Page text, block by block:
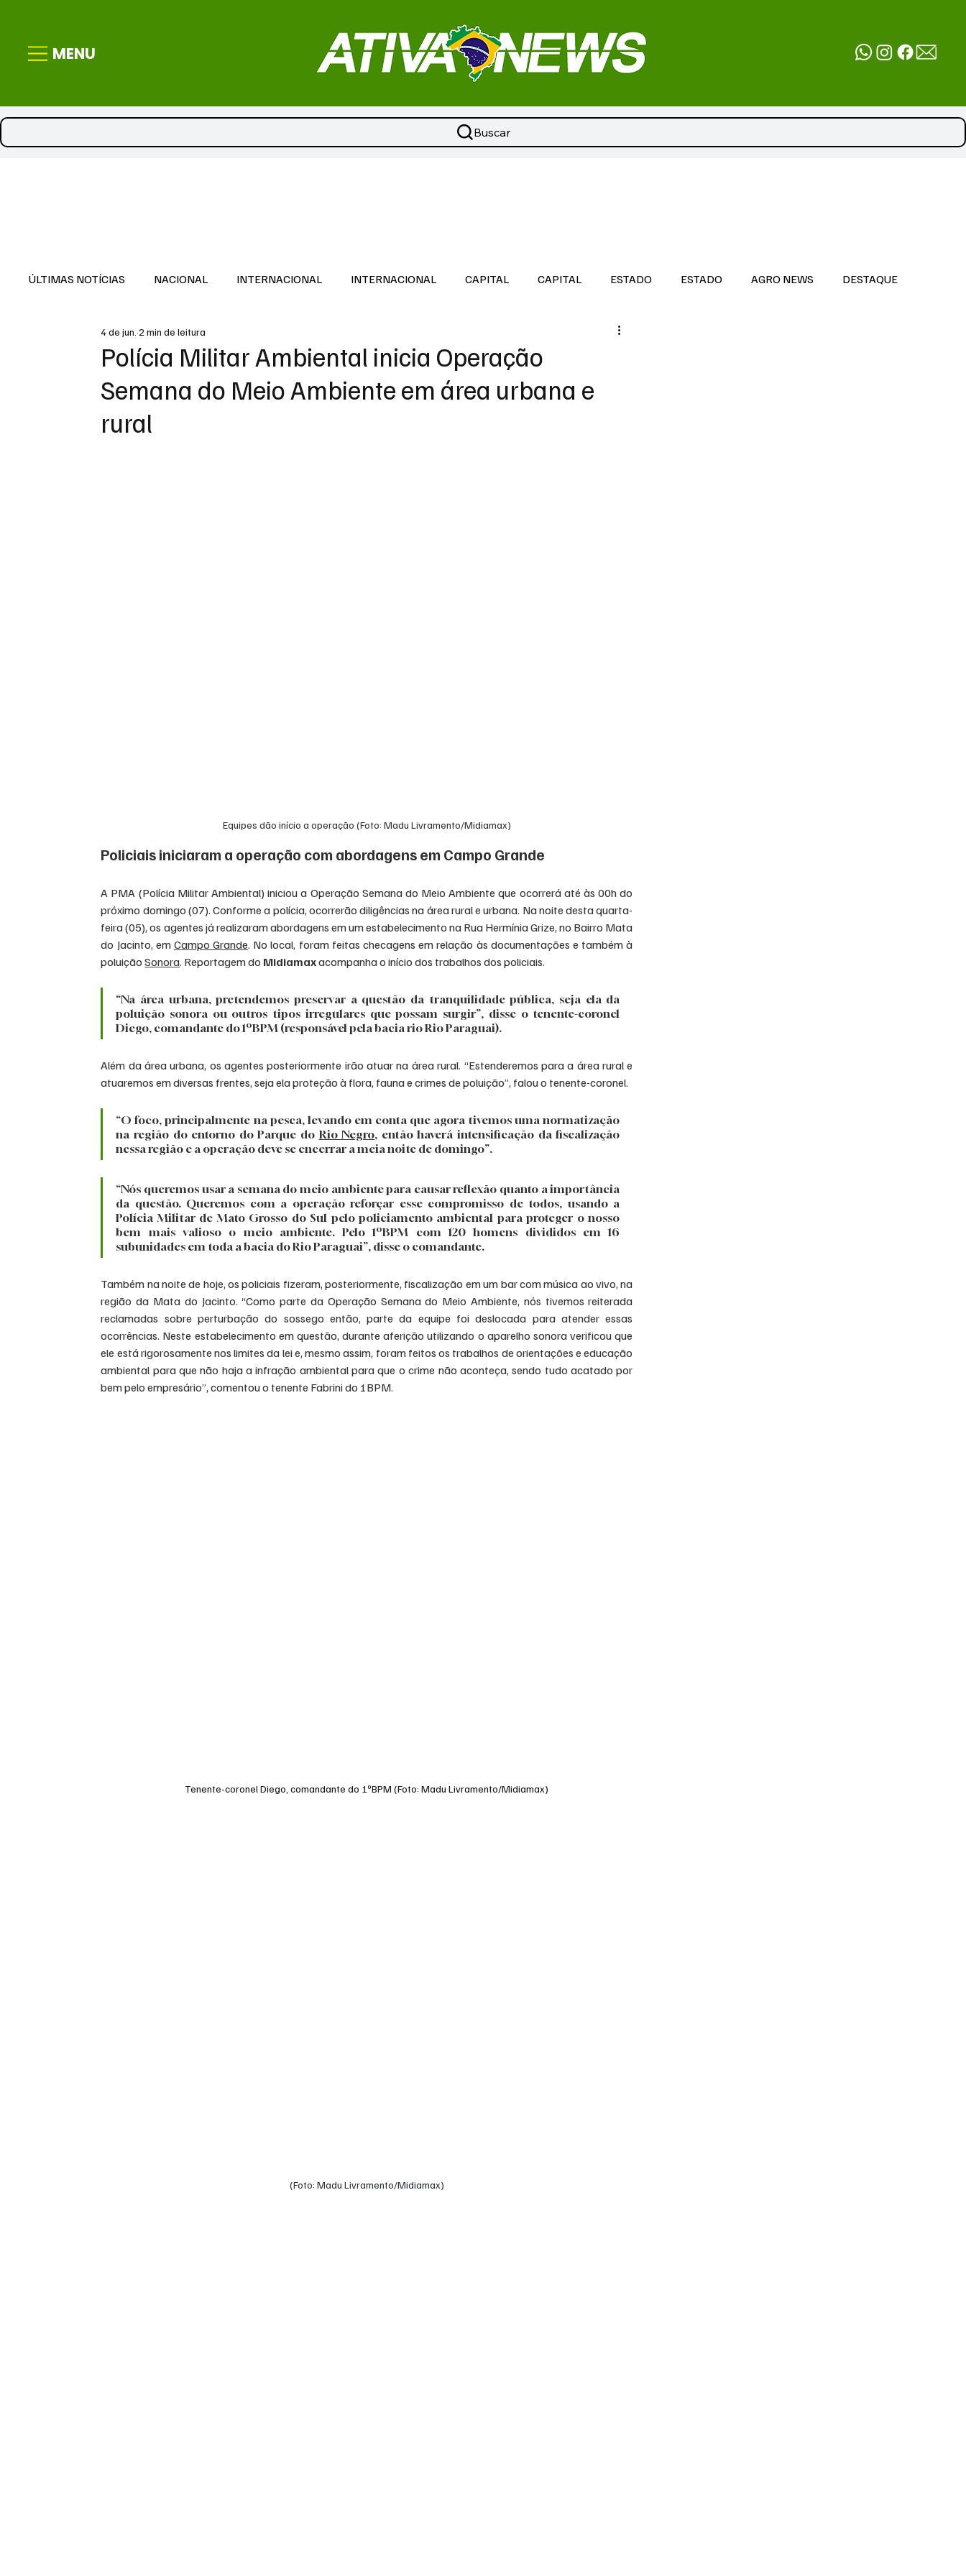
MENU
Buscar
ÚLTIMAS NOTÍCIAS NACIONAL INTERNACIONAL INTERNACIONAL CAPITAL CAPITAL ESTADO ESTADO AGRO NEWS DESTAQUE
DESTAQUE
Polícia Militar Ambiental inicia Operação
Semana do Meio Ambiente em área urbana e
rural
4 de jun.2 min de leitura
Equipes dão início a operação (Foto: Madu Livramento/Midiamax)
Policiais iniciaram a operação com abordagens em Campo Grande
A PMA (Polícia Militar Ambiental) iniciou a Operação Semana do Meio Ambiente que ocorrerá até às 00h do
próximo domingo (07). Conforme a polícia, ocorrerão diligências na área rural e urbana. Na noite desta quarta-
feira (05), os agentes já realizaram abordagens em um estabelecimento na Rua Hermínia Grize, no Bairro Mata
do Jacinto, em Campo Grande. No local, foram feitas checagens em relação às documentações e também à
poluição Sonora. Reportagem do Midiamax acompanha o início dos trabalhos dos policiais.
“Na área urbana, pretendemos preservar a questão da tranquilidade pública, seja ela da
poluição sonora ou outros tipos irregulares que possam surgir”, disse o tenente-coronel
Diego, comandante do 1ºBPM (responsável pela bacia rio Rio Paraguai).
Além da área urbana, os agentes posteriormente irão atuar na área rural. “Estenderemos para a área rural e
atuaremos em diversas frentes, seja ela proteção à flora, fauna e crimes de poluição”, falou o tenente-coronel.
“O foco, principalmente na pesca, levando em conta que agora tivemos uma normatização
na região do entorno do Parque do Rio Negro, então haverá intensificação da fiscalização
nessa região e a operação deve se encerrar a meia noite de domingo”.
“Nós queremos usar a semana do meio ambiente para causar reflexão quanto a importância
da questão. Queremos com a operação reforçar esse compromisso de todos, usando a
Polícia Militar de Mato Grosso do Sul pelo policiamento ambiental para proteger o nosso
bem mais valioso o meio ambiente. Pelo 1ºBPM com 120 homens divididos em 16
subunidades em toda a bacia do Rio Paraguai”, disse o comandante.
Também na noite de hoje, os policiais fizeram, posteriormente, fiscalização em um bar com música ao vivo, na
região da Mata do Jacinto. “Como parte da Operação Semana do Meio Ambiente, nós tivemos reiterada
reclamadas sobre perturbação do sossego então, parte da equipe foi deslocada para atender essas
ocorrências. Neste estabelecimento em questão, durante aferição utilizando o aparelho sonora verificou que
ele está rigorosamente nos limites da lei e, mesmo assim, foram feitos os trabalhos de orientações e educação
ambiental para que não haja a infração ambiental para que o crime não aconteça, sendo tudo acatado por
bem pelo empresário”, comentou o tenente Fabrini do 1BPM.
Tenente-coronel Diego, comandante do 1ºBPM (Foto: Madu Livramento/Midiamax)
(Foto: Madu Livramento/Midiamax)